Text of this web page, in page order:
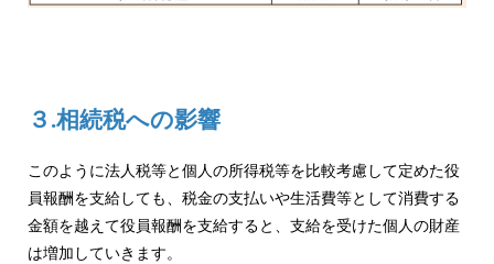
３.相続税への影響
このように法人税等と個人の所得税等を比較考慮して定めた役
員報酬を支給しても、税金の支払いや生活費等として消費する
金額を越えて役員報酬を支給すると、支給を受けた個人の財産
は増加していきます。